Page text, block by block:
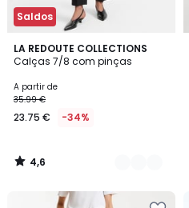
Saldos
LA REDOUTE COLLECTIONS
Calças 7/8 com pinças
A partir de
35.99 €
23.75 € -34%
4,6
/ 5
2
Cores
4,6
/